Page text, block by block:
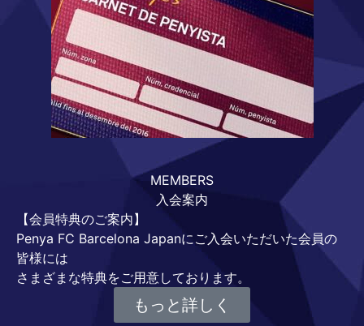
MEMBERS
入会案内
【会員特典のご案内】
Penya FC Barcelona Japanにご入会いただいた会員の
皆様には
さまざまな特典をご用意しております。
もっと詳しく